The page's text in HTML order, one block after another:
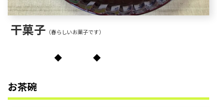
干菓子 （春らしいお菓子です）
◆ ◆
お茶碗